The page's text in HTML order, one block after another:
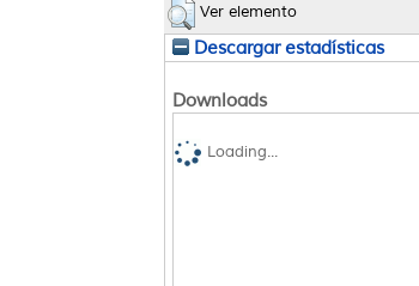
Ver elemento
Descargar estadísticas
Downloads
Loading...